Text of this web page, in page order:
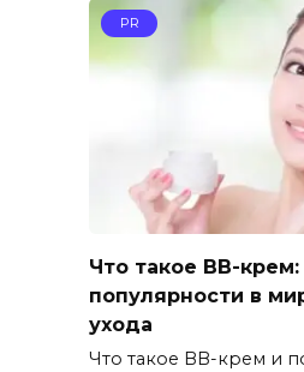
PR
Что такое BB-
популярности в
ухода
Что такое BB-крем и